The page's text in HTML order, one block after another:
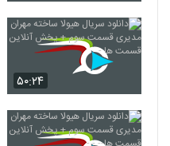
۵۰:۲۴